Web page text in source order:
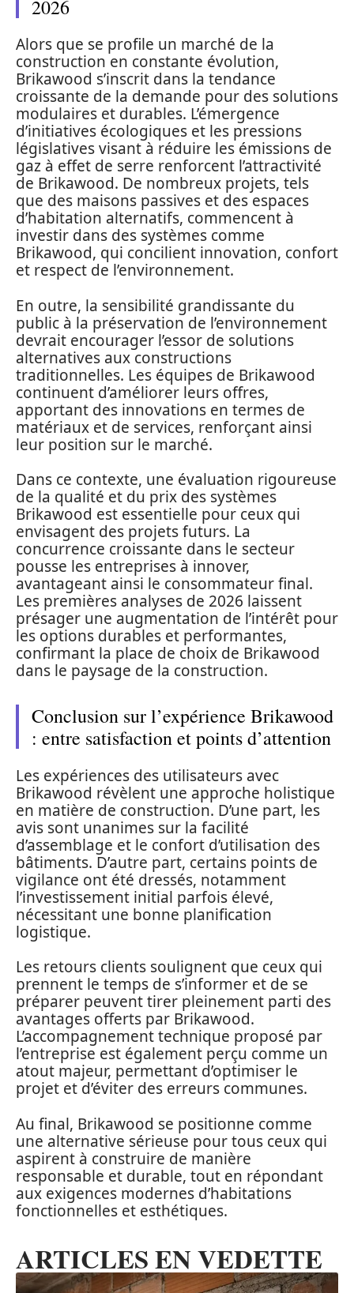
2026
Alors que se profile un marché de la
construction en constante évolution,
Brikawood s’inscrit dans la tendance
croissante de la demande pour des solutions
modulaires et durables. L’émergence
d’initiatives écologiques et les pressions
législatives visant à réduire les émissions de
gaz à effet de serre renforcent l’attractivité
de Brikawood. De nombreux projets, tels
que des maisons passives et des espaces
d’habitation alternatifs, commencent à
investir dans des systèmes comme
Brikawood, qui concilient innovation, confort
et respect de l’environnement.
En outre, la sensibilité grandissante du
public à la préservation de l’environnement
devrait encourager l’essor de solutions
alternatives aux constructions
traditionnelles. Les équipes de Brikawood
continuent d’améliorer leurs offres,
apportant des innovations en termes de
matériaux et de services, renforçant ainsi
leur position sur le marché.
Dans ce contexte, une évaluation rigoureuse
de la qualité et du prix des systèmes
Brikawood est essentielle pour ceux qui
envisagent des projets futurs. La
concurrence croissante dans le secteur
pousse les entreprises à innover,
avantageant ainsi le consommateur final.
Les premières analyses de 2026 laissent
présager une augmentation de l’intérêt pour
les options durables et performantes,
confirmant la place de choix de Brikawood
dans le paysage de la construction.
Conclusion sur l’expérience Brikawood
: entre satisfaction et points d’attention
Les expériences des utilisateurs avec
Brikawood révèlent une approche holistique
en matière de construction. D’une part, les
avis sont unanimes sur la facilité
d’assemblage et le confort d’utilisation des
bâtiments. D’autre part, certains points de
vigilance ont été dressés, notamment
l’investissement initial parfois élevé,
nécessitant une bonne planification
logistique.
Les retours clients soulignent que ceux qui
prennent le temps de s’informer et de se
préparer peuvent tirer pleinement parti des
avantages offerts par Brikawood.
L’accompagnement technique proposé par
l’entreprise est également perçu comme un
atout majeur, permettant d’optimiser le
projet et d’éviter des erreurs communes.
Au final, Brikawood se positionne comme
une alternative sérieuse pour tous ceux qui
aspirent à construire de manière
responsable et durable, tout en répondant
aux exigences modernes d’habitations
fonctionnelles et esthétiques.
ARTICLES EN VEDETTE